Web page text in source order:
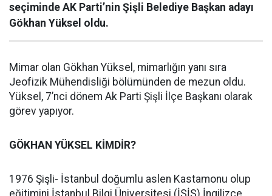
seçiminde AK Parti’nin Şişli Belediye Başkan adayı
Gökhan Yüksel oldu.
Mimar olan Gökhan Yüksel, mimarlığın yanı sıra
Jeofizik Mühendisliği bölümünden de mezun oldu.
Yüksel, 7’nci dönem Ak Parti Şişli İlçe Başkanı olarak
görev yapıyor.
GÖKHAN YÜKSEL KİMDİR?
1976 Şişli- İstanbul doğumlu aslen Kastamonu olup
eğitimini İstanbul Bilgi Üniversitesi (İSİS) İngilizce